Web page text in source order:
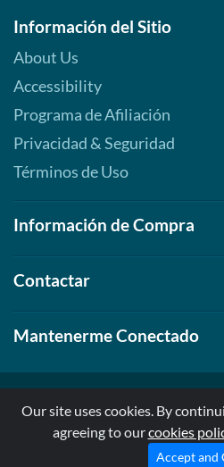
Información del Sitio
About Us
Accessibility
Programa de Afiliación
Privacidad & Seguridad
Términos de Uso
Información de Compra
Contactar
Mantenerme Conectado
© 1999-2026,
* Estas declaraciones no han
Our site uses cookies. By
agreeing to ourcookies
Accept and